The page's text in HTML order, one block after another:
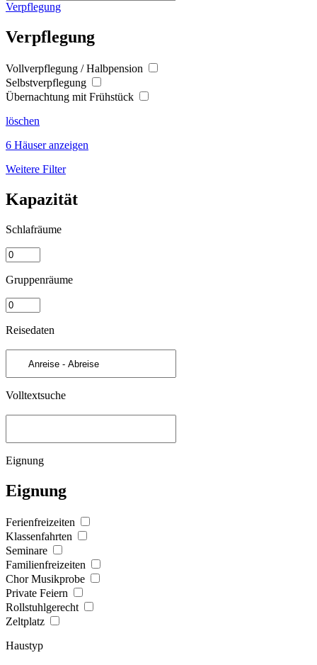
Verpflegung
Verpflegung
Vollverpflegung / Halbpension
Selbstverpflegung
Übernachtung mit Frühstück
löschen
6 Häuser anzeigen
Weitere Filter
Kapazität
Schlafräume
Gruppenräume
Reisedaten
Volltextsuche
Eignung
Eignung
Ferienfreizeiten
Klassenfahrten
Seminare
Familienfreizeiten
Chor Musikprobe
Private Feiern
Rollstuhlgerecht
Zeltplatz
Haustyp